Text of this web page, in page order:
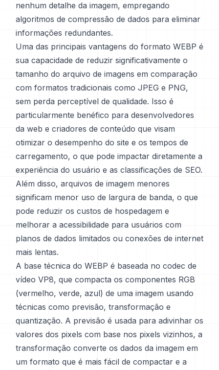
nenhum detalhe da imagem, empregando
algoritmos de compressão de dados para eliminar
informações redundantes.
Uma das principais vantagens do formato WEBP é
sua capacidade de reduzir significativamente o
tamanho do arquivo de imagens em comparação
com formatos tradicionais como JPEG e PNG,
sem perda perceptível de qualidade. Isso é
particularmente benéfico para desenvolvedores
da web e criadores de conteúdo que visam
otimizar o desempenho do site e os tempos de
carregamento, o que pode impactar diretamente a
experiência do usuário e as classificações de SEO.
Além disso, arquivos de imagem menores
significam menor uso de largura de banda, o que
pode reduzir os custos de hospedagem e
melhorar a acessibilidade para usuários com
planos de dados limitados ou conexões de internet
mais lentas.
A base técnica do WEBP é baseada no codec de
vídeo VP8, que compacta os componentes RGB
(vermelho, verde, azul) de uma imagem usando
técnicas como previsão, transformação e
quantização. A previsão é usada para adivinhar os
valores dos pixels com base nos pixels vizinhos, a
transformação converte os dados da imagem em
um formato que é mais fácil de compactar e a